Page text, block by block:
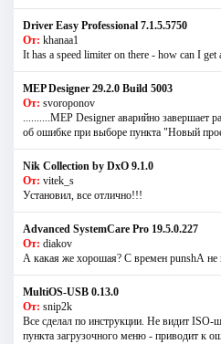
Driver Easy Professional 7.1.5.5750
От: khanaa1
It has a speed limiter on there - how can I get
MEP Designer 29.2.0 Build 5003
От: svoroponov
..........MEP Designer аварийно завершает
об ошибке при выборе пункта "Новый
Nik Collection by DxO 9.1.0
От: vitek_s
Установил, все отлично!!!
Advanced SystemCare Pro 19.5.0.227
От: diakov
А какая же хорошая? С времен punshА не
MultiOS-USB 0.13.0
От: snip2k
Все сделал по инструкции. Не видит
пункта загрузочного меню - приводит к